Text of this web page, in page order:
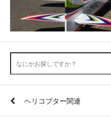
ヘリコプター関連